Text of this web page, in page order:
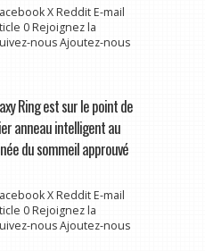
X Reddit E-mail
0 Rejoignez la
nous Ajoutez-nous
Ring est sur le point de
anneau intelligent au
du sommeil approuvé
X Reddit E-mail
0 Rejoignez la
nous Ajoutez-nous